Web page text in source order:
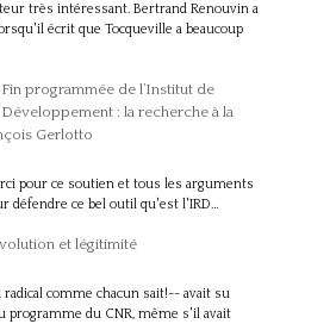
très intéressant. Bertrand Renouvin a
écrit que Tocqueville a beaucoup
Fin programmée de l’Institut de
: la recherche à la
Gerlotto
pour ce soutien et tous les arguments
défendre ce bel outil qu'est l'IRD…
et légitimité
comme chacun sait!-- avait su
programme du CNR, même s'il avait